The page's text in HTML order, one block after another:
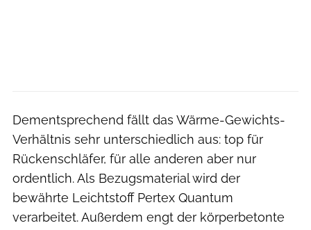
Dementsprechend fällt das Wärme-Gewichts-
Verhältnis sehr unterschiedlich aus: top für
Rückenschläfer, für alle anderen aber nur
ordentlich. Als Bezugsmaterial wird der
bewährte Leichtstoff Pertex Quantum
verarbeitet. Außerdem engt der körperbetonte